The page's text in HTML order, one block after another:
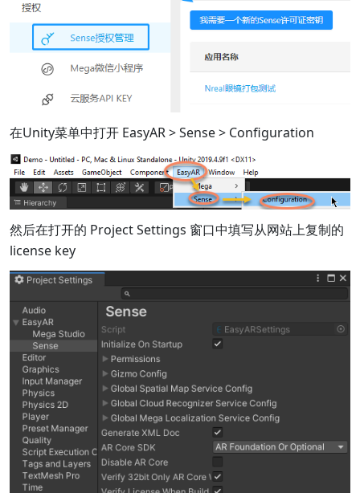
在Unity菜单中打开 EasyAR > Sense > Configuration
然后在打开的 Project Settings 窗口中填写从网站上复制的
license key